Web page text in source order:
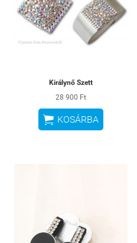
Királynő Szett
28 900 Ft
 KOSÁRBA